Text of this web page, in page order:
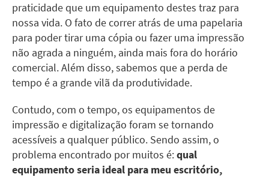
praticidade que um equipamento destes traz para
nossa vida. O fato de correr atrás de uma papelaria
para poder tirar uma cópia ou fazer uma impressão
não agrada a ninguém, ainda mais fora do horário
comercial. Além disso, sabemos que a perda de
tempo é a grande vilã da produtividade.
Contudo, com o tempo, os equipamentos de
impressão edigitalização foram se tornando
acessíveis a qualquer público. Sendo assim, o
problema encontrado por muitos é:qual
equipamento seria ideal para meu escritório,